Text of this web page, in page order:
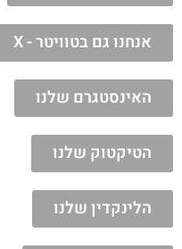
אנחנו גם בטוויטר - X
האינסטגרם שלנו
הטיקטוק שלנו
הלינקדין שלנו